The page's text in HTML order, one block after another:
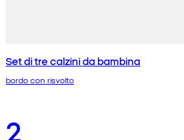
Set di tre calzini da bambina
bordo con risvolto
2